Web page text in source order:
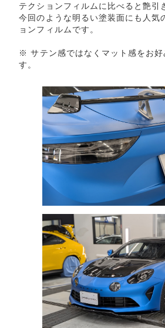
テクションフィルムに比べると艶引
今回のような明るい塗装面にも人気
ョンフィルムです。
※ サテン感ではなくマット感をお
す。